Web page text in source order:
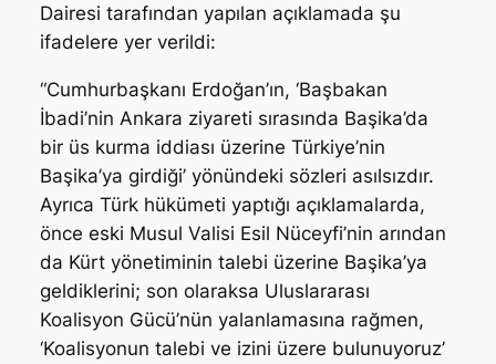
Dairesi tarafından yapılan açıklamada şu
ifadelere yer verildi:
“Cumhurbaşkanı Erdoğan’ın, ‘Başbakan
İbadi’nin Ankara ziyareti sırasında Başika’da
bir üs kurma iddiası üzerine Türkiye’nin
Başika’ya girdiği’ yönündeki sözleri asılsızdır.
Ayrıca Türk hükümeti yaptığı açıklamalarda,
önce eski Musul Valisi Esil Nüceyfi’nin arından
da Kürt yönetiminin talebi üzerine Başika’ya
geldiklerini; son olaraksa Uluslararası
Koalisyon Gücü’nün yalanlamasına rağmen,
‘Koalisyonun talebi ve izini üzere bulunuyoruz’